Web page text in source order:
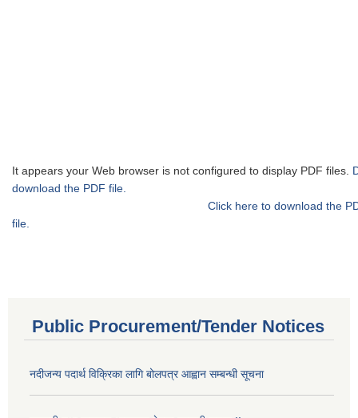
It appears your Web browser is not configured to display PDF files.
download the PDF file.
Click here to download the
file.
Public Procurement/Tender Notices
नदीजन्य पदार्थ विक्रिका लागि बोलपत्र आह्वान सम्बन्धी सूचना